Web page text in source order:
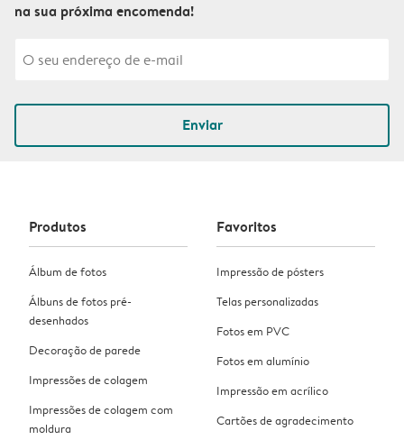
na sua próxima encomenda!
Enviar
Produtos
Álbum de fotos
Álbuns de fotos pré-
desenhados
Decoração de parede
Impressões de colagem
Impressões de colagem com
moldura
Favoritos
Impressão de pósters
Telas personalizadas
Fotos em PVC
Fotos em alumínio
Impressão em acrílico
Cartões de agradecimento